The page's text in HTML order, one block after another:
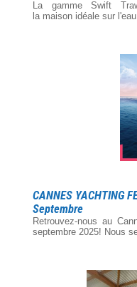
La gamme Swift
la maison idéale sur
CANNES YACHTING
Septembre
Retrouvez-nous au
septembre 2025! Nous